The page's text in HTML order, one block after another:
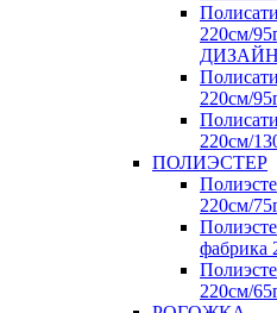
220см/
220см/
220см/
ПОЛИЭСТЕР
220см/
фабрика
220см/